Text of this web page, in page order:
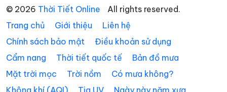
Xã Nghĩa Phương Xã Ngọc Thiện
Xã Nhã Nam Xã Nhân Thắng
Xã Phật Tích Xã Phù Lãng
Xã Phúc Hòa Xã Quang Trung
© 2026 Thời Tiết Online
All rights reserved.
Trang chủ
Giới thiệu
Liên hệ
Chính sách bảo mật
Điều khoản sử dụng
Cẩm nang
Thời tiết quốc tế
Bản đồ mưa
Mặt trời mọc
Trời nồm
Có mưa không?